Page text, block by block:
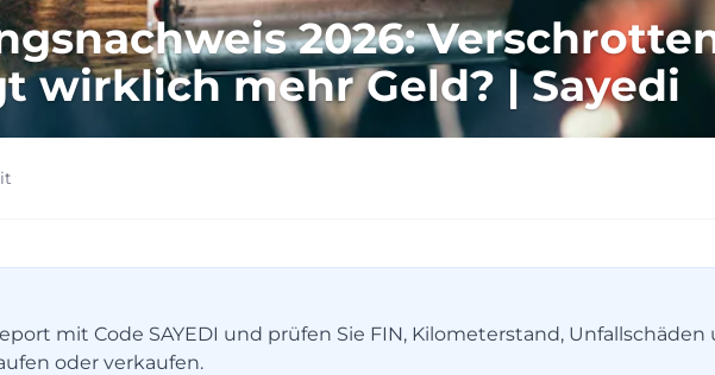
2026:
wirklich mehr Geld? | Sayedi
mit Code SAYEDI und prüfen Sie FIN, Kilometerstand, Unfallschäden
oder verkaufen.